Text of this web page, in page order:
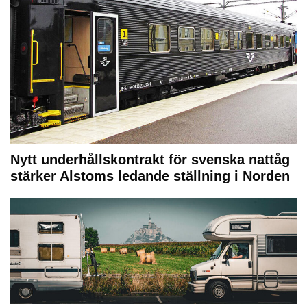
Nytt underhållskontrakt för svenska nattåg
stärker Alstoms ledande ställning i Norden